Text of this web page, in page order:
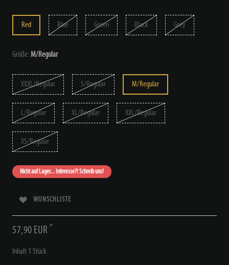
Red Blue Green Black Grey
Größe: M/Regular
XXXL/Regular S/Regular M/Regular
L/Regular XL/Regular XXL/Regular
XS/Regular
Nicht auf Lager... Interesse?! Schreib uns!
WUNSCHLISTE
57,90 EUR *
Inhalt 1 Stück